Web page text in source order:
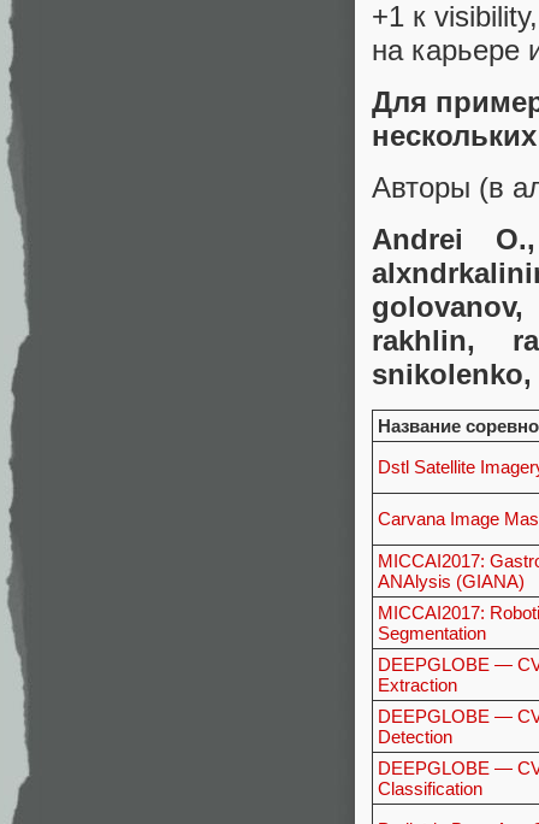
+1 к
на карьере
Для
Авторы (в
Andrei
rakhlin,
Название
Dstl Satellite
Carvana Image
MICCAI2017:
ANAlysis (GIANA)
MICCAI2017:
Segmentation
DEEPGLOBE —
Extraction
DEEPGLOBE —
Detection
DEEPGLOBE —
Classification